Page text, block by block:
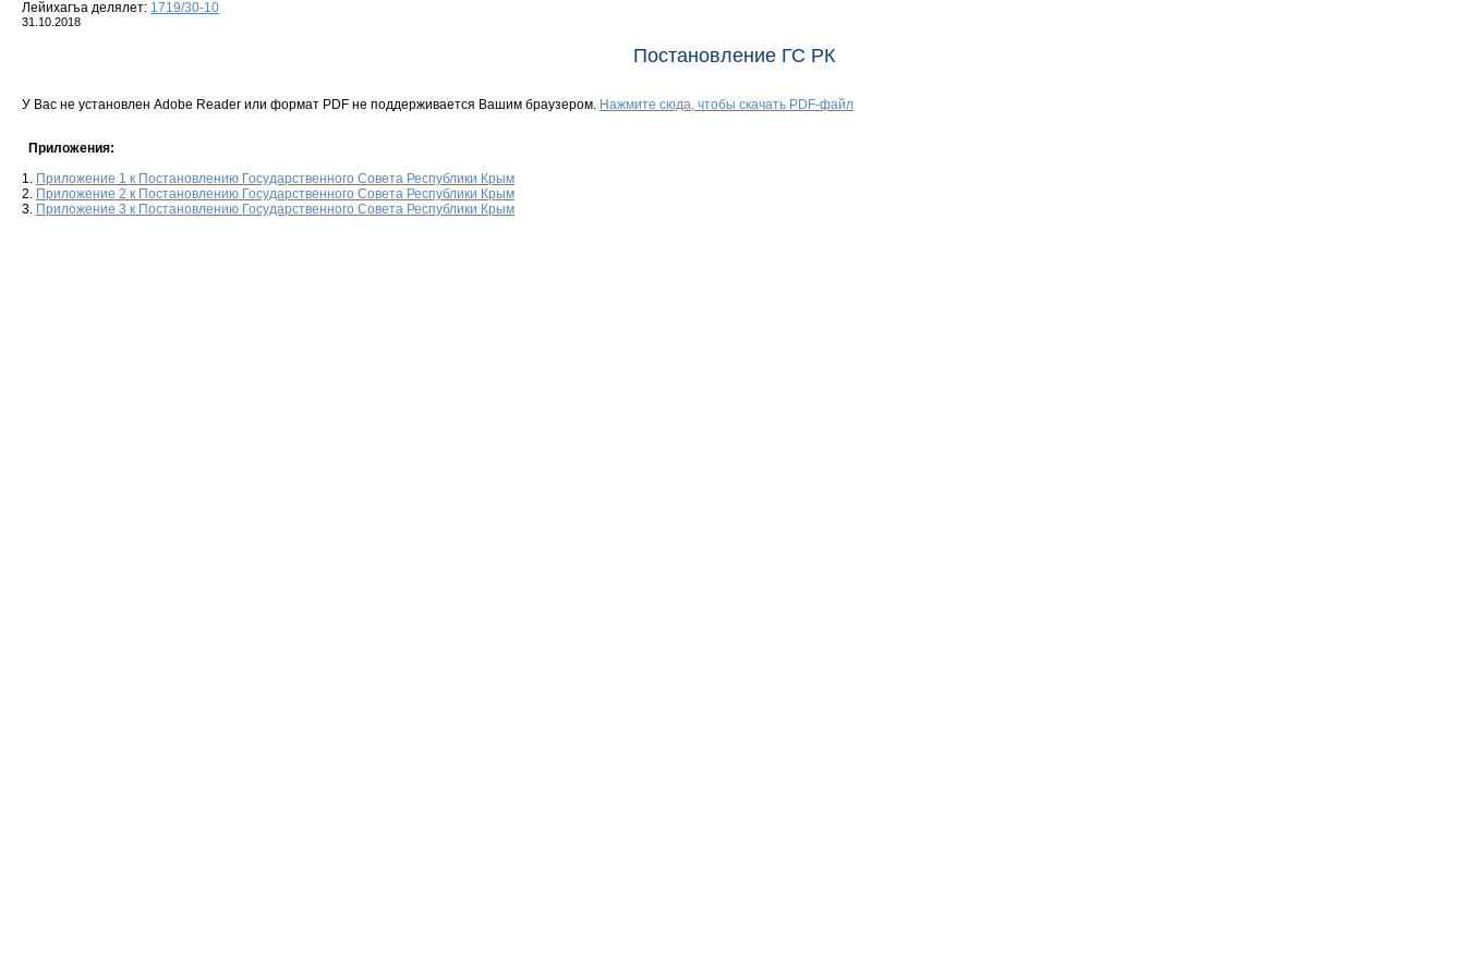
Лейихагъа делялет: 1719/30-10
31.10.2018
Постановление ГС РК
У Вас не установлен Adobe Reader или формат PDF не поддерживается Вашим браузером. Нажмите сюда, чтобы скачать PDF-файл
Приложения:
1. Приложение 1 к Постановлению Государственного Совета Республики Крым
2. Приложение 2 к Постановлению Государственного Совета Республики Крым
3. Приложение 3 к Постановлению Государственного Совета Республики Крым